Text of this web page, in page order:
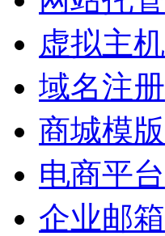
虚拟主机
域名注册
商城模版
电商平台
企业邮箱